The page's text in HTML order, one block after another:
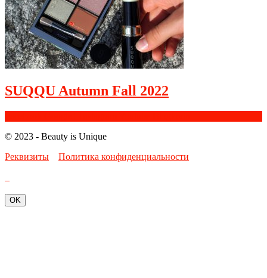
SUQQU Autumn Fall 2022
© 2023 - Beauty is Unique
Реквизиты
Политика конфиденциальности
OK